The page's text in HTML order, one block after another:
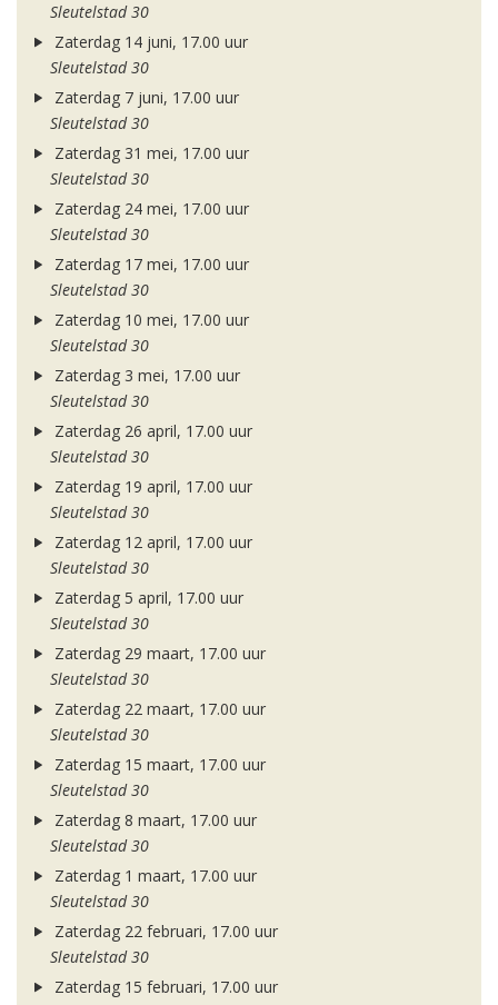
Sleutelstad 30
Zaterdag 14 juni, 17.00 uur
Sleutelstad 30
Zaterdag 7 juni, 17.00 uur
Sleutelstad 30
Zaterdag 31 mei, 17.00 uur
Sleutelstad 30
Zaterdag 24 mei, 17.00 uur
Sleutelstad 30
Zaterdag 17 mei, 17.00 uur
Sleutelstad 30
Zaterdag 10 mei, 17.00 uur
Sleutelstad 30
Zaterdag 3 mei, 17.00 uur
Sleutelstad 30
Zaterdag 26 april, 17.00 uur
Sleutelstad 30
Zaterdag 19 april, 17.00 uur
Sleutelstad 30
Zaterdag 12 april, 17.00 uur
Sleutelstad 30
Zaterdag 5 april, 17.00 uur
Sleutelstad 30
Zaterdag 29 maart, 17.00 uur
Sleutelstad 30
Zaterdag 22 maart, 17.00 uur
Sleutelstad 30
Zaterdag 15 maart, 17.00 uur
Sleutelstad 30
Zaterdag 8 maart, 17.00 uur
Sleutelstad 30
Zaterdag 1 maart, 17.00 uur
Sleutelstad 30
Zaterdag 22 februari, 17.00 uur
Sleutelstad 30
Zaterdag 15 februari, 17.00 uur